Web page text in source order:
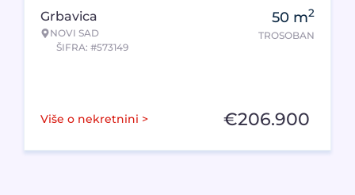
Grbavica
NOVI SAD
ŠIFRA: #573149
50 m2
TROSOBAN
Više o nekretnini > €206.900